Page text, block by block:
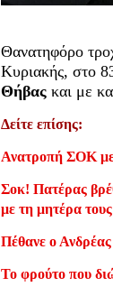
Θανατηφόρο
Κυριακής, στο
Θήβας και με
Δείτε επίσης:
Ανατροπή ΣΟΚ με
Σοκ! Πατέρας
με τη μητέρα τους
Πέθανε ο
Το φρούτο που